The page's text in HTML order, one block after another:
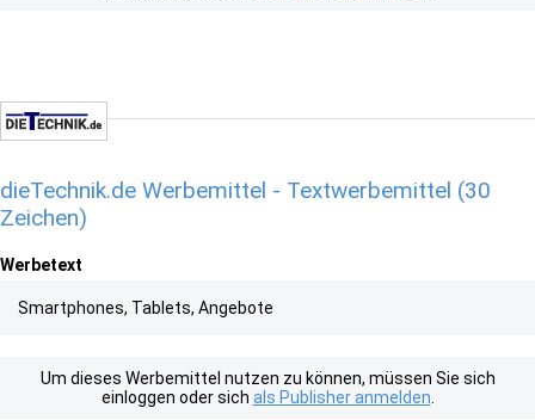
dieTechnik.de Werbemittel - Textwerbemittel (30
Zeichen)
Werbetext
Smartphones, Tablets, Angebote
Um dieses Werbemittel nutzen zu können, müssen Sie sich
einloggen oder sich als Publisher anmelden